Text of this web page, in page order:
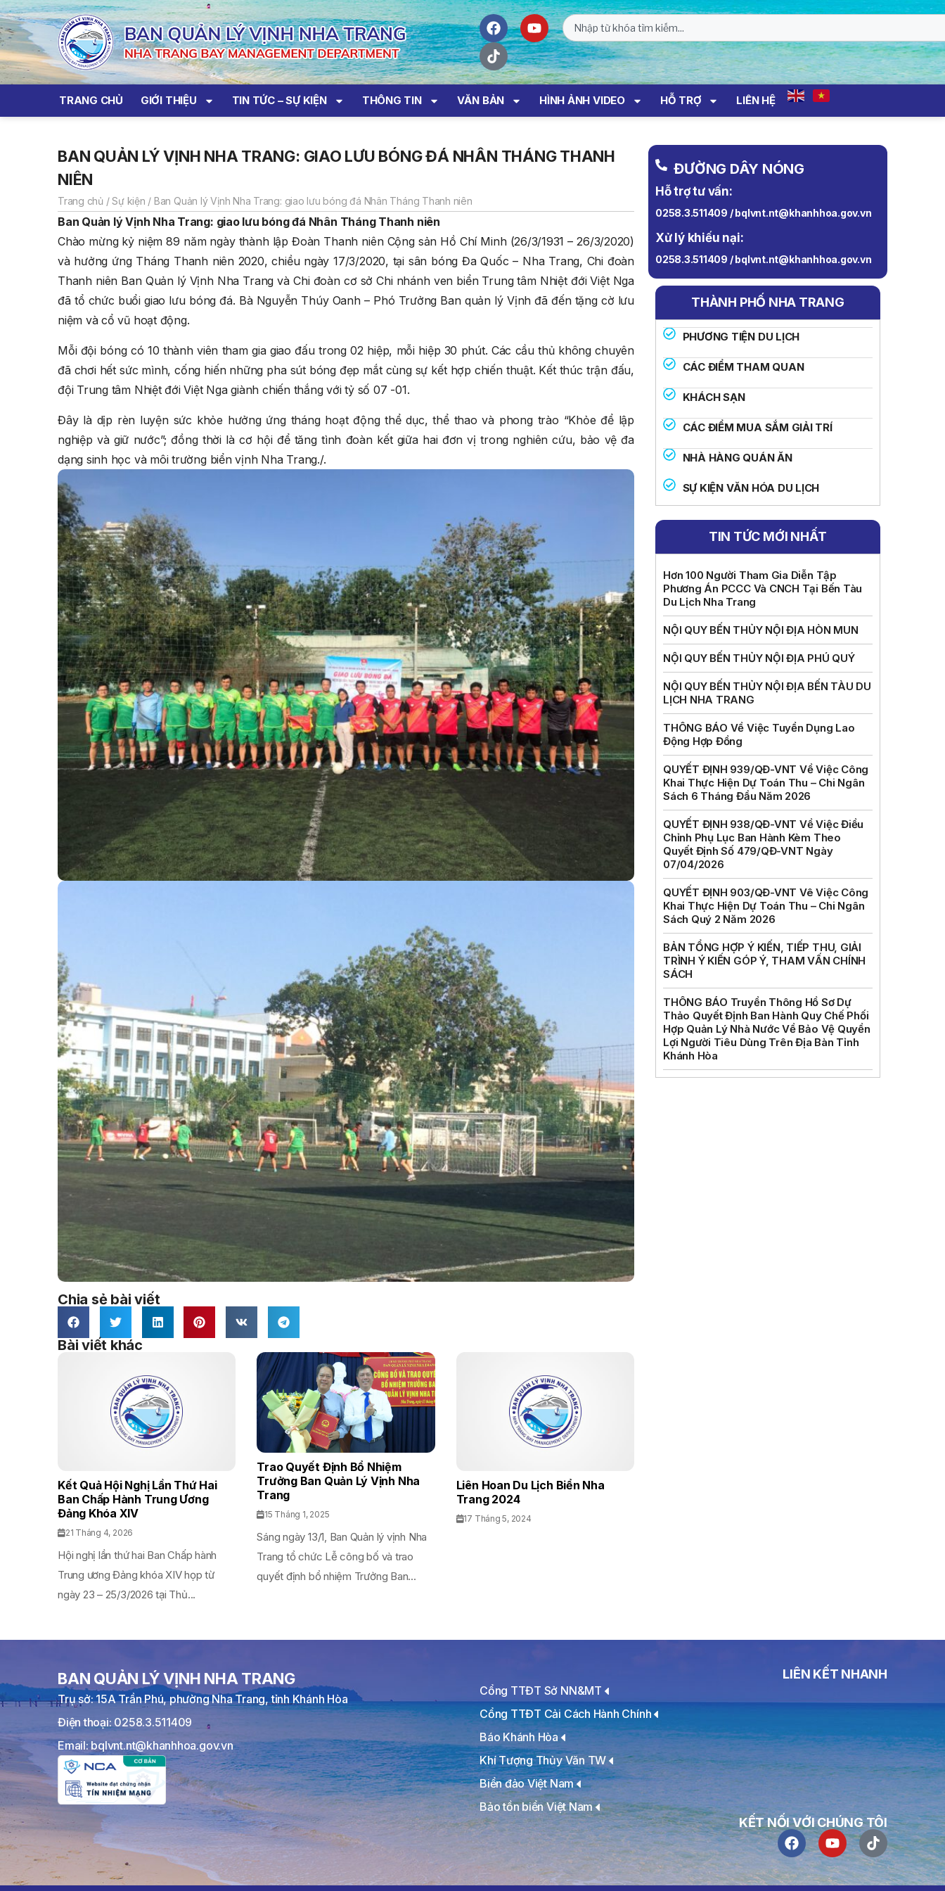
TRANG CHỦ GIỚI THIỆU TIN TỨC – SỰ KIỆN THÔNG TIN VĂN BẢN HÌNH ẢNH VIDEO HỖ TRỢ LIÊN HỆ
BAN QUẢN LÝ VỊNH NHA TRANG: GIAO LƯU BÓNG ĐÁ NHÂN THÁNG THANH
NIÊN
Trang chủ /Sự kiện / Ban Quản lý Vịnh Nha Trang: giao lưu bóng đá Nhân Tháng Thanh niên
Ban Quản lý Vịnh Nha Trang: giao lưu bóng đá Nhân Tháng Thanh niên
Chào mừng kỷ niệm 89 năm ngày thành lập Đoàn Thanh niên Cộng sản Hồ Chí Minh (26/3/1931 – 26/3/2020)
và hưởng ứng Tháng Thanh niên 2020, chiều ngày 17/3/2020, tại sân bóng Đa Quốc – Nha Trang, Chi đoàn
Thanh niên Ban Quản lý Vịnh Nha Trang và Chi đoàn cơ sở Chi nhánh ven biển Trung tâm Nhiệt đới Việt Nga
đã tổ chức buổi giao lưu bóng đá. Bà Nguyễn Thúy Oanh – Phó Trưởng Ban quản lý Vịnh đã đến tặng cờ lưu
niệm và cổ vũ hoạt động.
Mỗi đội bóng có 10 thành viên tham gia giao đấu trong 02 hiệp, mỗi hiệp 30 phút. Các cầu thủ không chuyên
đã chơi hết sức mình, cống hiến những pha sút bóng đẹp mắt cùng sự kết hợp chiến thuật. Kết thúc trận đấu,
đội Trung tâm Nhiệt đới Việt Nga giành chiến thắng với tỷ số 07 -01.
Đây là dịp rèn luyện sức khỏe hưởng ứng tháng hoạt động thể dục, thể thao và phong trào “Khỏe để lập
nghiệp và giữ nước”; đồng thời là cơ hội để tăng tình đoàn kết giữa hai đơn vị trong nghiên cứu, bảo vệ đa
dạng sinh học và môi trường biển vịnh Nha Trang./.
Chia sẻ bài viết
Bài viết khác
Kết Quả Hội Nghị Lần Thứ Hai
Ban Chấp Hành Trung Ương
Đảng Khóa XIV
21 Tháng 4, 2026
Hội nghị lần thứ hai Ban Chấp hành
Trung ương Đảng khóa XIV họp từ
ngày 23 – 25/3/2026 tại Thủ...
Trao Quyết Định Bổ Nhiệm
Trưởng Ban Quản Lý Vịnh Nha
Trang
15 Tháng 1, 2025
Sáng ngày 13/1, Ban Quản lý vịnh Nha
Trang tổ chức Lễ công bố và trao
quyết định bổ nhiệm Trưởng Ban...
Liên Hoan Du Lịch Biển Nha
Trang 2024
17 Tháng 5, 2024
ĐƯỜNG DÂY NÓNG
Hỗ trợ tư vấn:
0258.3.511409 / bqlvnt.nt@khanhhoa.gov.vn
Xử lý khiếu nại:
0258.3.511409 / bqlvnt.nt@khanhhoa.gov.vn
THÀNH PHỐ NHA TRANG
PHƯƠNG TIỆN DU LỊCH
CÁC ĐIỂM THAM QUAN
KHÁCH SẠN
CÁC ĐIỂM MUA SẮM GIẢI TRÍ
NHÀ HÀNG QUÁN ĂN
SỰ KIỆN VĂN HÓA DU LỊCH
TIN TỨC MỚI NHẤT
Hơn 100 Người Tham Gia Diễn Tập
Phương Án PCCC Và CNCH Tại Bến Tàu
Du Lịch Nha Trang
NỘI QUY BẾN THỦY NỘI ĐỊA HÒN MUN
NỘI QUY BẾN THỦY NỘI ĐỊA PHÚ QUÝ
NỘI QUY BẾN THỦY NỘI ĐỊA BẾN TÀU DU
LỊCH NHA TRANG
THÔNG BÁO Về Việc Tuyển Dụng Lao
Động Hợp Đồng
QUYẾT ĐỊNH 939/QĐ-VNT Về Việc Công
Khai Thực Hiện Dự Toán Thu – Chi Ngân
Sách 6 Tháng Đầu Năm 2026
QUYẾT ĐỊNH 938/QĐ-VNT Về Việc Điều
Chỉnh Phụ Lục Ban Hành Kèm Theo
Quyết Định Số 479/QĐ-VNT Ngày
07/04/2026
QUYẾT ĐỊNH 903/QĐ-VNT Vê Việc Công
Khai Thực Hiện Dự Toán Thu – Chi Ngân
Sách Quý 2 Năm 2026
BẢN TỔNG HỢP Ý KIẾN, TIẾP THU, GIẢI
TRÌNH Ý KIẾN GÓP Ý, THAM VẤN CHÍNH
SÁCH
THÔNG BÁO Truyền Thông Hồ Sơ Dự
Thảo Quyết Định Ban Hành Quy Chế Phối
Hợp Quản Lý Nhà Nước Về Bảo Vệ Quyền
Lợi Người Tiêu Dùng Trên Địa Bàn Tỉnh
Khánh Hòa
BAN QUẢN LÝ VỊNH NHA TRANG
Trụ sở: 15A Trần Phú, phường Nha Trang, tỉnh Khánh Hòa
Điện thoại: 0258.3.511409
Email: bqlvnt.nt@khanhhoa.gov.vn
LIÊN KẾT NHANH
Cổng TTĐT Sở NN&MT
Cổng TTĐT Cải Cách Hành Chính
Báo Khánh Hòa
Khí Tượng Thủy Văn TW
Biển đảo Việt Nam
Bảo tồn biển Việt Nam
KẾT NỐI VỚI CHÚNG TÔI